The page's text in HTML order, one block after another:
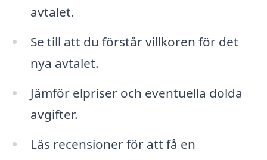
avtalet.
Se till att du förstår villkoren för det
nya avtalet.
Jämför elpriser och eventuella dolda
avgifter.
Läs recensioner för att få en